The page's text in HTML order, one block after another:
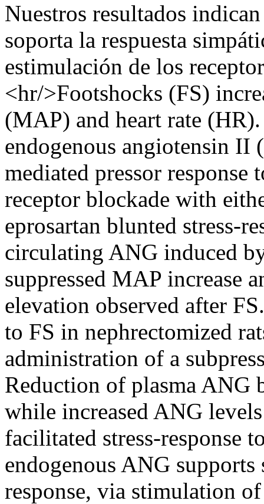
Nuestros resultados
soporta la respuesta
estimulación de los
<hr/>Footshocks (FS)
(MAP) and heart rate
endogenous angiotensin
mediated pressor
receptor blockade with
eprosartan blunted stress-
circulating ANG induced
suppressed MAP increase
elevation observed after
to FS in nephrectomized
administration of a
Reduction of plasma ANG
while increased ANG
facilitated stress-response
endogenous ANG
response, via stimulation